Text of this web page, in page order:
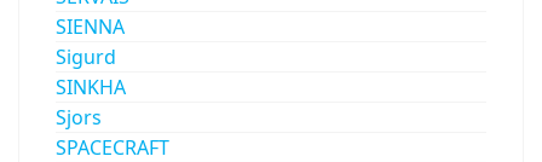
SIENNA
Sigurd
SINKHA
Sjors
SPACECRAFT